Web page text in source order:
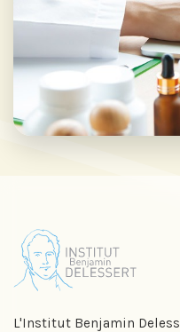
L'Institut Benjamin